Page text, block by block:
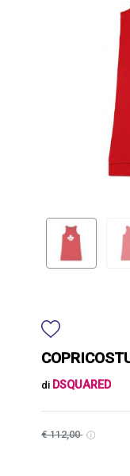
di DSQUARED
€ 112,00